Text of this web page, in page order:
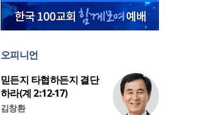
오피니언
믿든지 타협하든지 결단
하라(계 2:12-17)
김창환